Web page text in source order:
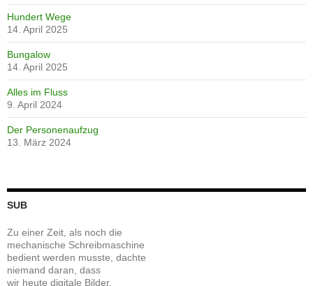
Hundert Wege
14. April 2025
Bungalow
14. April 2025
Alles im Fluss
9. April 2024
Der Personenaufzug
13. März 2024
SUB
Zu einer Zeit, als noch die
mechanische Schreibmaschine
bedient werden musste, dachte
niemand daran, dass
wir heute digitale Bilder,